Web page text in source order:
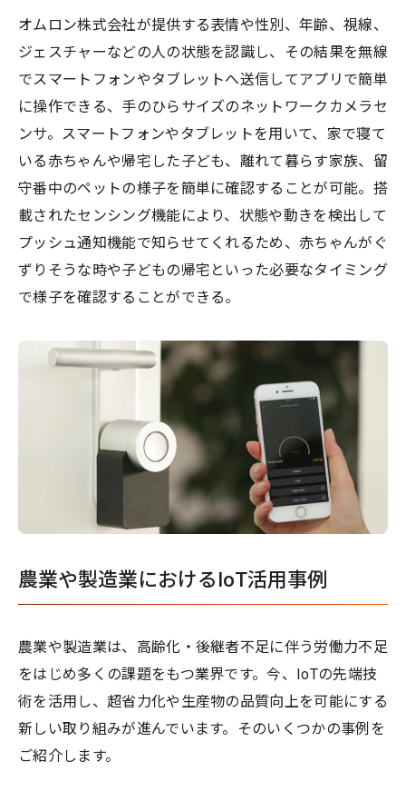
オムロン株式会社が提供する表情や性別、年齢、視線、
ジェスチャーなどの人の状態を認識し、その結果を無線
でスマートフォンやタブレットへ送信してアプリで簡単
に操作できる、手のひらサイズのネットワークカメラセ
ンサ。スマートフォンやタブレットを用いて、家で寝て
いる赤ちゃんや帰宅した子ども、離れて暮らす家族、留
守番中のペットの様子を簡単に確認することが可能。搭
載されたセンシング機能により、状態や動きを検出して
プッシュ通知機能で知らせてくれるため、赤ちゃんがぐ
ずりそうな時や子どもの帰宅といった必要なタイミング
で様子を確認することができる。
農業や製造業におけるIoT活用事例
農業や製造業は、高齢化・後継者不足に伴う労働力不足
をはじめ多くの課題をもつ業界です。今、IoTの先端技
術を活用し、超省力化や生産物の品質向上を可能にする
新しい取り組みが進んでいます。そのいくつかの事例を
ご紹介します。